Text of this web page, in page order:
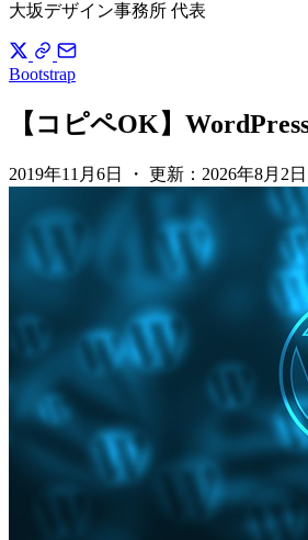
大坂デザイン事務所 代表
Bootstrap
【コピペOK】
2019年11月6日 ・ 更新： 2026年8月2日